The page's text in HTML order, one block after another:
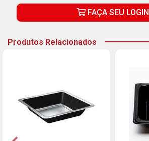
FAÇA SEU LOGIN
Produtos Relacionados